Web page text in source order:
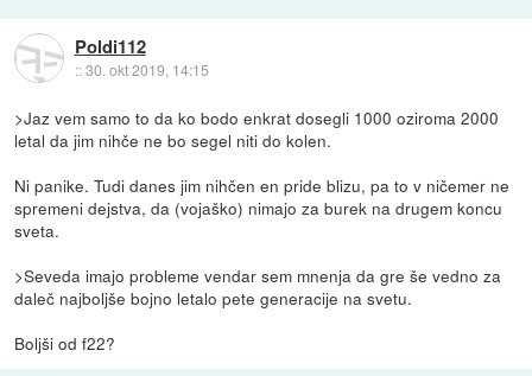
Poldi112
::30. okt 2019, 14:15
>Jaz vem samo to da ko bodo enkrat dosegli 1000 oziroma 2000
letal da jim nihče ne bo segel niti do kolen.
Ni panike. Tudi danes jim nihčen en pride blizu, pa to v ničemer ne
spremeni dejstva, da (vojaško) nimajo za burek na drugem koncu
sveta.
>Seveda imajo probleme vendar sem mnenja da gre še vedno za
daleč najboljše bojno letalo pete generacije na svetu.
Boljši od f22?